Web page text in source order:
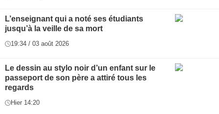
L’enseignant qui a noté ses étudiants
jusqu’à la veille de sa mort
19:34 / 03 août 2026
Le dessin au stylo noir d’un enfant sur le
passeport de son père a attiré tous les
regards
Hier 14:20